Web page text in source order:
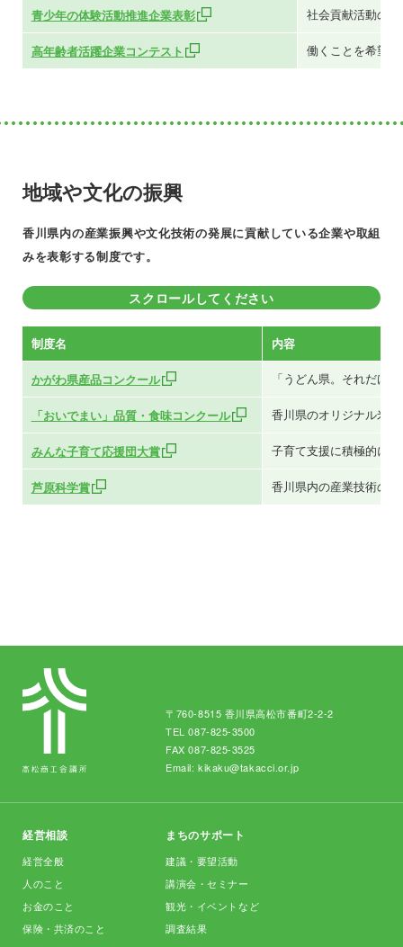
青少年の体験活動推進企業表彰 社会貢献活動の
高年齢者活躍企業コンテスト 働くことを希望
地域や文化の振興
香川県内の産業振興や文化技術の発展に貢献している企業や取組
みを表彰する制度です。
スクロールしてください
制度名 内容
かがわ県産品コンクール 「うどん県。それだけ
「おいでまい」品質・食味コンクール 香川県のオリジナル米
みんな子育て応援団大賞 子育て支援に積極的に
芦原科学賞 香川県内の産業技術の
〒760-8515 香川県高松市番町2-2-2
TEL087-825-3500
FAX 087-825-3525
Email:kikaku@takacci.or.jp
経営相談
経営全般
人のこと
お金のこと
保険・共済のこと
まちのサポート
建議・要望活動
講演会・セミナー
観光・イベントなど
調査結果